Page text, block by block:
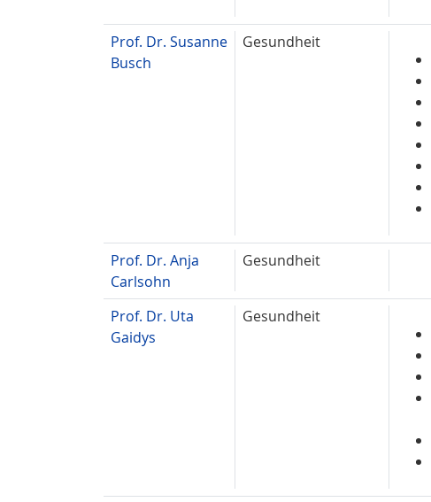
Prof. Dr. Susanne
Busch
Gesundheit
Prof. Dr. Anja
Carlsohn
Gesundheit
Prof. Dr. Uta
Gaidys
Gesundheit